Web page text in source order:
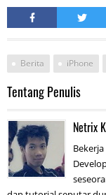
Berita iPhone
Tentang Penulis
Netrix